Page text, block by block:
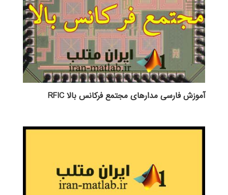
آموزش فارسی مدارهای مجتمع فرکانس بالا RFIC